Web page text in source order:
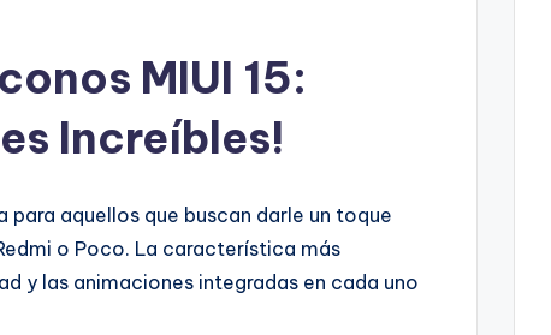
MIUI 15:
Increíbles!
para aquellos que buscan darle un toque
o Poco. La característica más
y las animaciones integradas en cada uno